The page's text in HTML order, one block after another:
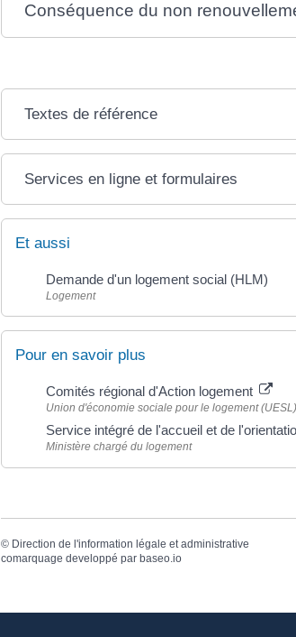
Conséquence du non
Textes de référence
Services en ligne et formulaires
Et aussi
Demande d'un logement social (HLM)
Logement
Pour en savoir plus
Comités régional d'Action logement
Union d'économie sociale pour le logement (UESL)
Service intégré de l'accueil et de
Ministère chargé du logement
© Direction de l'information légale et administrative
comarquage developpé par baseo.io